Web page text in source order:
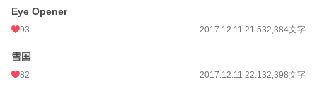
24h.ポイント 142 pt
更新日時
Eye Opener
93 2017.12.11 21:532,384文字
雪国
82 2017.12.11 22:132,398文字